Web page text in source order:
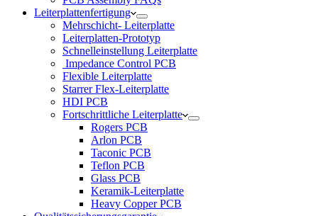
Leiterplattenfertigung
Mehrschicht- Leiterplatte
Leiterplatten-Prototyp
Schnelleinstellung Leiterplatte
Impedance Control PCB
Flexible Leiterplatte
Starrer Flex-Leiterplatte
HDI PCB
Fortschrittliche Leiterplatte
Rogers PCB
Arlon PCB
Taconic PCB
Teflon PCB
Glass PCB
Keramik-Leiterplatte
Heavy Copper PCB